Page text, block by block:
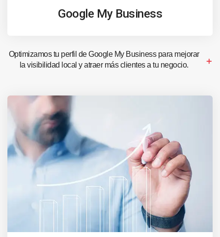
Google My Business
Optimizamos tu perfil de Google My Business para mejorar
la visibilidad local y atraer más clientes a tu negocio.